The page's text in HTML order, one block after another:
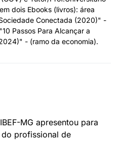
dois Ebooks (livros): área
Conectada (2020)" -
Passos Para Alcançar a
- (ramo da economia).
MG apresentou para
profissional de